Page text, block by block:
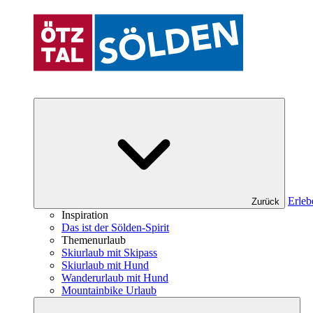
Zurück
Inspiration
Das ist der Sölden-Spirit
Themenurlaub
Skiurlaub mit Skipass
Skiurlaub mit Hund
Wanderurlaub mit Hund
Mountainbike Urlaub